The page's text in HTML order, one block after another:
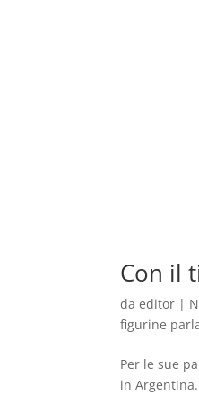
Con il
daeditor |
figurine
Per le sue
in